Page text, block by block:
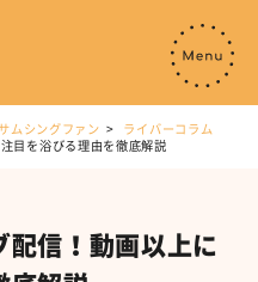
ムシングファン
ライバーコラム
目を浴びる理由を徹底解説
配信！動画以上に